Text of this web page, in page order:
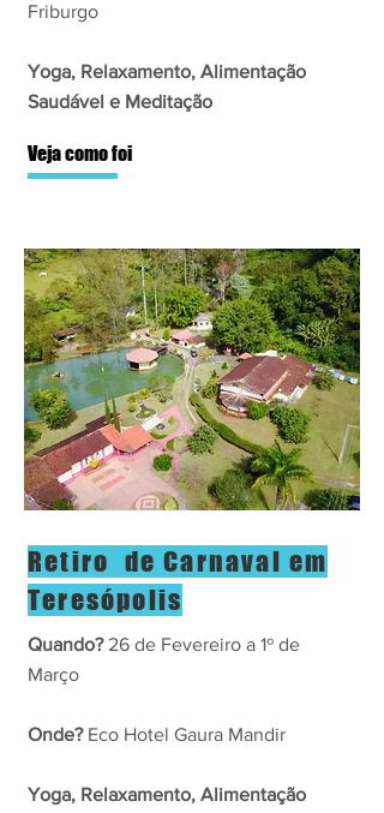
Friburgo
Yoga, Relaxamento, Alimentação
Saudável e Meditação
Veja como foi
Retiro de Carnaval em
Teresópolis
Quando?26 de Fevereiro a 1º de
Março
Onde?Eco Hotel Gaura Mandir
Yoga, Relaxamento, Alimentação